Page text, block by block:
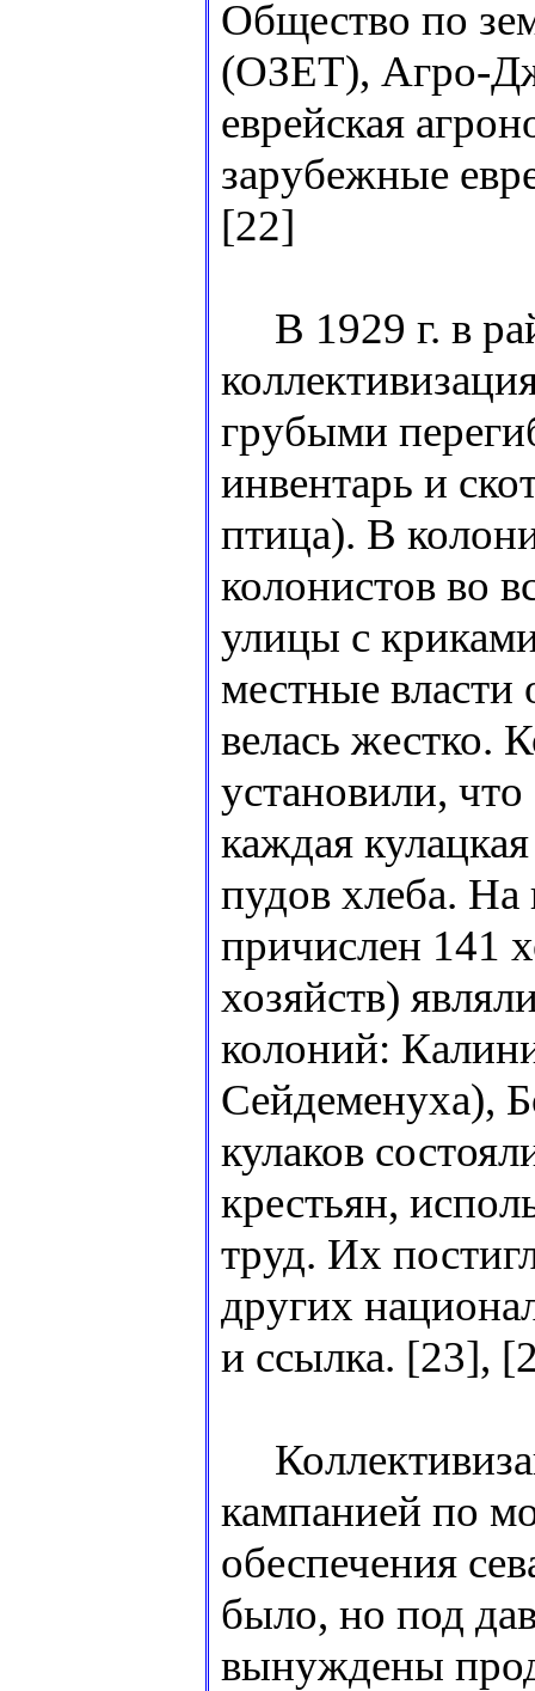
Общество по
(ОЗЕТ), Агро-
еврейская
зарубежные
[22]
В 1929 г. в
грубыми
инвентарь и
птица). В
колонистов во
улицы с
местные власти
велась жестко.
установили,
каждая
пудов хлеба. На
причислен 141
хозяйств)
колоний:
Сейдеменуха),
кулаков
крестьян,
труд. Их
других
и ссылка. [23],
кампанией по
обеспечения
было, но под
вынуждены